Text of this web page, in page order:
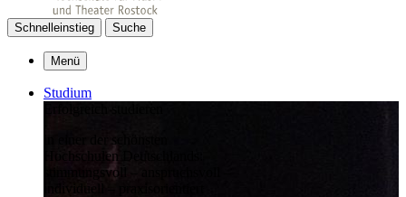
Schnelleinstieg Suche
Menü
Studium
in einer der schönsten
Hochschulen Deutschlands:
stimmungsvoll – anspruchsvoll –
individuell – praxisorientiert